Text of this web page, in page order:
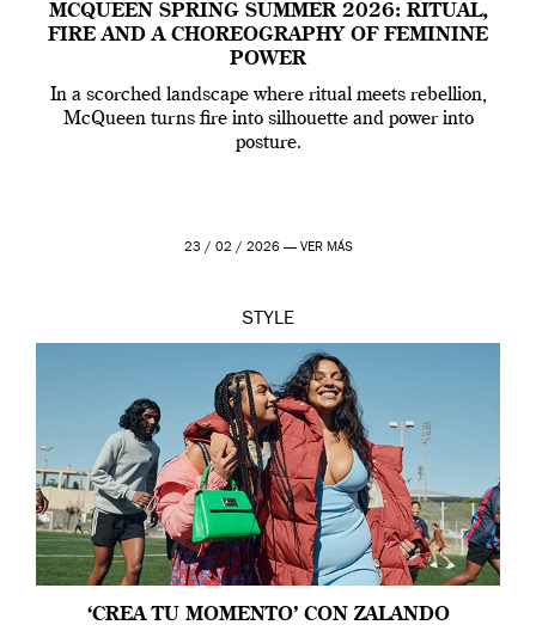
MCQUEEN SPRING SUMMER 2026: RITUAL,
FIRE AND A CHOREOGRAPHY OF FEMININE
POWER
In a scorched landscape where ritual meets rebellion,
McQueen turns fire into silhouette and power into
posture.
23 / 02 / 2026 — VER MÁS
STYLE
‘CREA TU MOMENTO’ CON ZALANDO